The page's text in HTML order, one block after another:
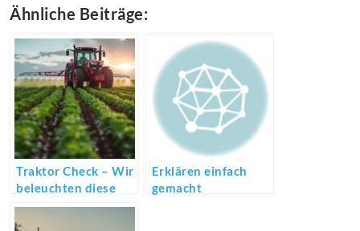
Ähnliche Beiträge:
Traktor Check – Wir
beleuchten diese
technische Bauteile
Erklären einfach
gemacht